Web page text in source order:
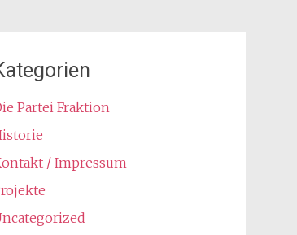
Partei Fraktion
/ Impressum